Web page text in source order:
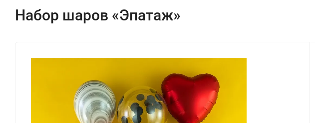
Набор шаров «Эпатаж»